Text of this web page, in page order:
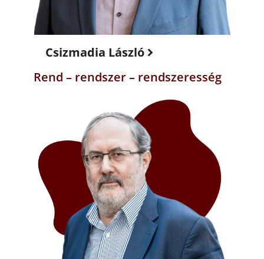
Csizmadia László
Rend – rendszer – rendszeresség